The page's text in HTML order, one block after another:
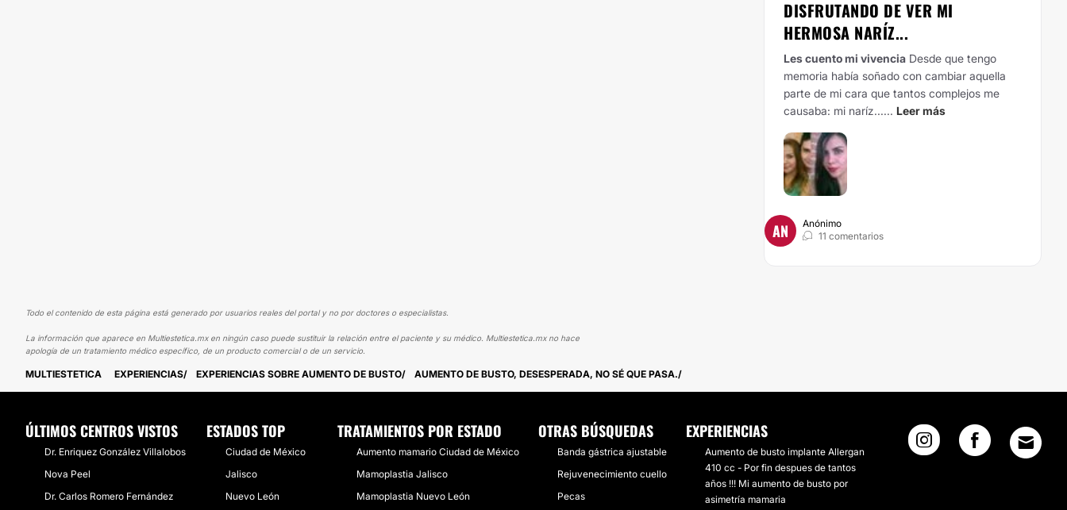
DISFRUTANDO DE VER MI
HERMOSA NARÍZ...
Les cuento mi vivencia Desde que tengo
memoria había soñado con cambiar aquella
parte de mi cara que tantos complejos me
causaba: mi naríz...... Leer más
AN
Anónimo
11 comentarios
Todo el contenido de esta página está generado por usuarios reales del portal y no por doctores o especialistas.
La información que aparece en Multiestetica.mx en ningún caso puede sustituir la relación entre el paciente y su médico. Multiestetica.mx no hace
apología de un tratamiento médico específico, de un producto comercial o de un servicio.
MULTIESTETICA EXPERIENCIAS EXPERIENCIAS SOBRE AUMENTO DE BUSTO AUMENTO DE BUSTO, DESESPERADA, NO SÉ QUE PASA.
ÚLTIMOS CENTROS VISTOS
Dr. Enriquez González Villalobos
Nova Peel
Dr. Carlos Romero Fernández
ESTADOS TOP
Ciudad de México
Jalisco
Nuevo León
TRATAMIENTOS POR ESTADO
Aumento mamario Ciudad de México
Mamoplastia Jalisco
Mamoplastia Nuevo León
OTRAS BÚSQUEDAS
Banda gástrica ajustable
Rejuvenecimiento cuello
Pecas
EXPERIENCIAS
Aumento de busto implante Allergan
410 cc - Por fin despues de tantos
años !!! Mi aumento de busto por
asimetría mamaria